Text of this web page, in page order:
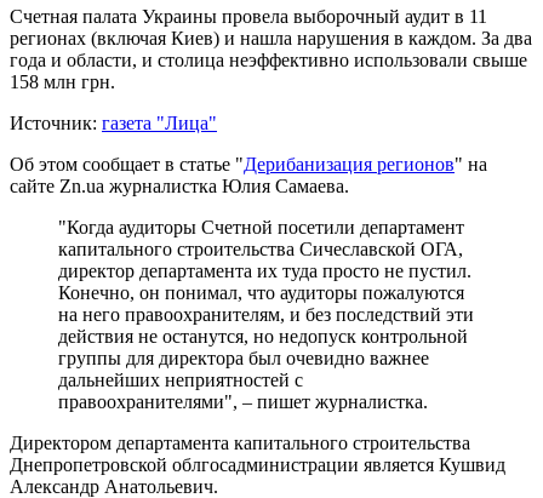
Счетная палата Украины провела выборочный аудит в 11
регионах (включая Киев) и нашла нарушения в каждом. За два
года и области, и столица неэффективно использовали свыше
158 млн грн.
Источник: газета "Лица"
Об этом сообщает в статье "Дерибанизация регионов" на
сайте Zn.ua журналистка Юлия Самаева.
"Когда аудиторы Счетной посетили департамент
капитального строительства Сичеславской ОГА,
директор департамента их туда просто не пустил.
Конечно, он понимал, что аудиторы пожалуются
на него правоохранителям, и без последствий эти
действия не останутся, но недопуск контрольной
группы для директора был очевидно важнее
дальнейших неприятностей с
правоохранителями", – пишет журналистка.
Директором департамента капитального строительства
Днепропетровской облгосадминистрации является Кушвид
Александр Анатольевич.